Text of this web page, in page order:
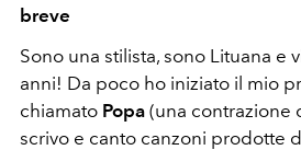
breve
Sono una stilista, sono Lituana e
anni! Da poco ho iniziato il mio
chiamato Popa (una contrazione
scrivo e canto canzoni prodotte